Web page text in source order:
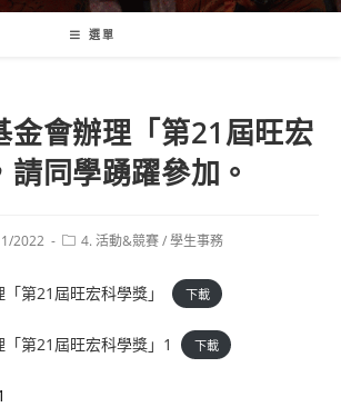
選單
金會辦理「第21屆旺宏
同學踴躍參加。
2022
Post4. 活動&競賽/學生事務
第21屆旺宏科學獎」 下載
第21屆旺宏科學獎」1 下載